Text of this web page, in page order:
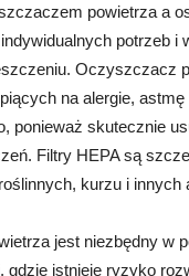
powietrza a
potrzeb i
Oczyszczacz
na alergie,
ponieważ skutecznie
Filtry HEPA są
kurzu i innych
jest niezbędny w
gdzie istnieje ryzyko